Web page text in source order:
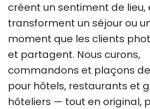
créent un sentiment de lieu,
transforment un séjour ou
moment que les clients
et partagent. Nous curons,
commandons et plaçons
pour hôtels, restaurants et
hôteliers — tout en original,